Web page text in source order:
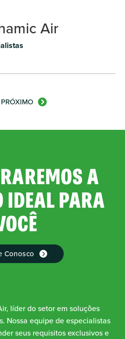
Air
PRÓXIMO
A
IDEAL PARA
Conosco
líder do setor em soluções
Nossa equipe de especialistas
seus requisitos exclusivos e